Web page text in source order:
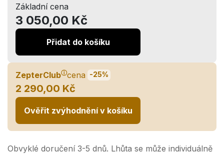
Základní cena
3 050,00 Kč
Přidat do košíku
ZepterClubⓘcena -25%
2 290,00 Kč
Ověřit zvýhodnění v košíku
Obvyklé doručení 3-5 dnů. Lhůta se může individuálně